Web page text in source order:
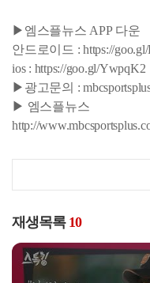
▶엠스플뉴스 APP 다운
안드로이드 : https://
ios : https://goo.gl/YwpqK2
▶광고문의 :
▶ 엠스플뉴스
http://
재생목록 10